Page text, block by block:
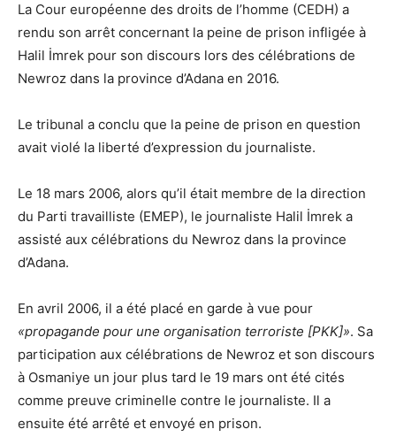
La Cour européenne des droits de l’homme (CEDH) a
rendu son arrêt concernant la peine de prison infligée à
Halil İmrek pour son discours lors des célébrations de
Newroz dans la province d’Adana en 2016.
Le tribunal a conclu que la peine de prison en question
avait violé la liberté d’expression du journaliste.
Le 18 mars 2006, alors qu’il était membre de la direction
du Parti travailliste (EMEP), le journaliste Halil İmrek a
assisté aux célébrations du Newroz dans la province
d’Adana.
En avril 2006, il a été placé en garde à vue pour
«propagande pour une organisation terroriste [PKK]». Sa
participation aux célébrations de Newroz et son discours
à Osmaniye un jour plus tard le 19 mars ont été cités
comme preuve criminelle contre le journaliste. Il a
ensuite été arrêté et envoyé en prison.